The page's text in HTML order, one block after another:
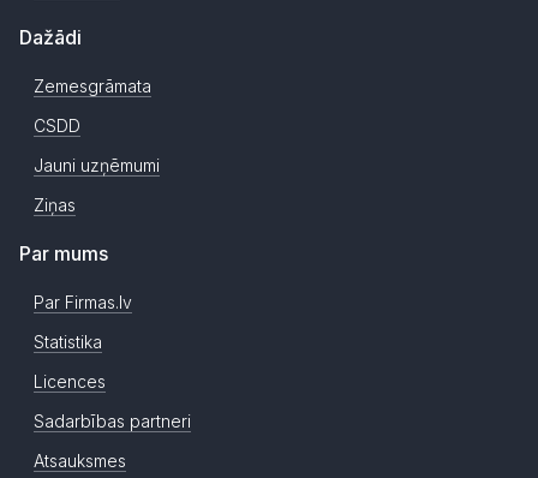
Dažādi
Zemesgrāmata
CSDD
Jauni uzņēmumi
Ziņas
Par mums
Par Firmas.lv
Statistika
Licences
Sadarbības partneri
Atsauksmes